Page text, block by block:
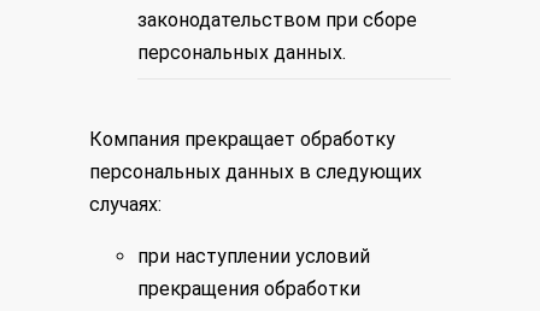
законодательством при сборе
персональных данных.
Компания прекращает обработку
персональных данных в следующих
случаях:
при наступлении условий
прекращения обработки